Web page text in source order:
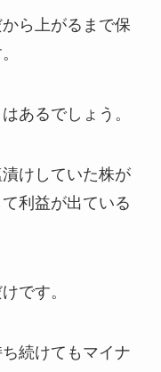
ら上がるまで保
あるでしょう。
けしていた株が
利益が出ている
です。
続けてもマイナ